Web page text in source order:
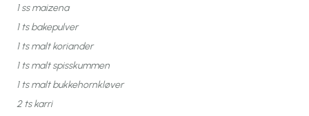
1 ss maizena
1 ts bakepulver
1 ts malt koriander
1 ts malt spisskummen
1 ts malt bukkehornkløver
2 ts karri